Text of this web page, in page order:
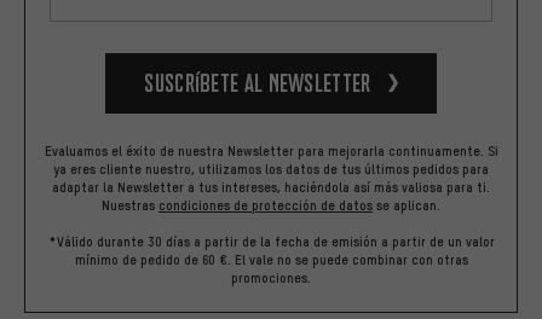
Suscríbete al newsletter
Evaluamos el éxito de nuestra Newsletter para mejorarla continuamente. Si
ya eres cliente nuestro, utilizamos los datos de tus últimos pedidos para
adaptar la Newsletter a tus intereses, haciéndola así más valiosa para ti.
Nuestras condiciones de protección de datos se aplican.
*Válido durante 30 días a partir de la fecha de emisión a partir de un valor
mínimo de pedido de 60 €. El vale no se puede combinar con otras
promociones.